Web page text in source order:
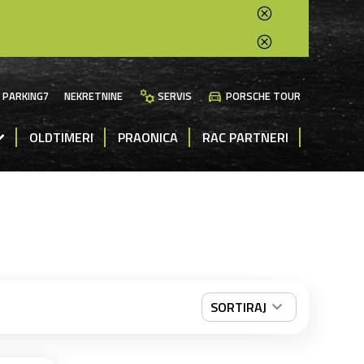
PARKING7 NEKRETNINE manufacturingSERVIS directions_car PORSCHE TOUR
OLDTIMERI PRAONICA RAC PARTNERI
SORTIRAJ